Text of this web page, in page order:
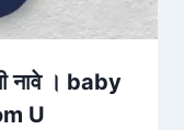
नावे । baby
U